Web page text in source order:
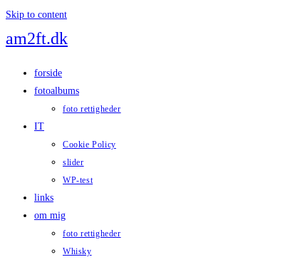
Skip to content
am2ft.dk
forside
fotoalbums
foto rettigheder
IT
Cookie Policy
slider
WP-test
links
om mig
foto rettigheder
Whisky